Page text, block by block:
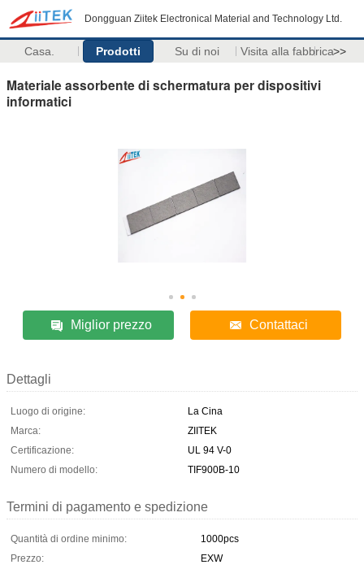
Dongguan Ziitek Electronical Material and Technology Ltd.
Casa. Prodotti Su di noi Visita alla fabbrica>>
Materiale assorbente di schermatura per dispositivi
informatici
Miglior prezzo Contattaci
Dettagli
Luogo di origine:
La Cina
Marca:
ZIITEK
Certificazione:
UL 94 V-0
Numero di modello:
TIF900B-10
Termini di pagamento e spedizione
Quantità di ordine minimo:
1000pcs
Prezzo:
EXW